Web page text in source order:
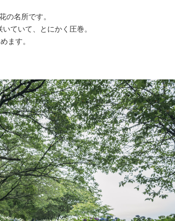
の名所です。
ていて、とにかく圧巻。
ます。